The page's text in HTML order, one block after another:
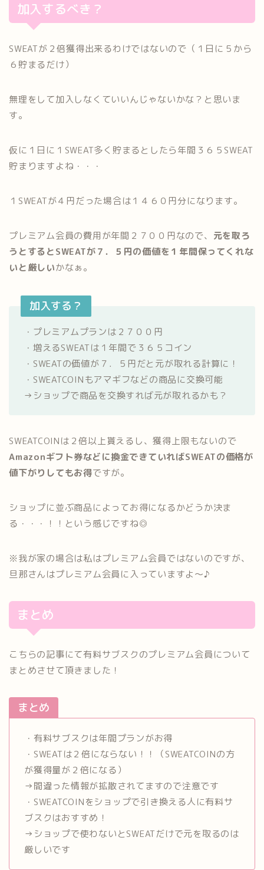
加入するべき？
SWEATが２倍獲得出来るわけではないので（１日に５から
６貯まるだけ）
無理をして加入しなくていいんじゃないかな？と思いま
す。
仮に１日に１SWEAT多く貯まるとしたら年間３６５SWEAT
貯まりますよね・・・
１SWEATが４円だった場合は１４６０円分になります。
プレミアム会員の費用が年間２７００円なので、 元を取ろ
うとするとSWEATが７．５円の価値を１年間保ってくれな
いと厳しいかなぁ。
加入する？
・プレミアムプランは２７００円
・増えるSWEATは１年間で３６５コイン
・SWEATの価値が７．５円だと元が取れる計算に！
・SWEATCOINもアマギフなどの商品に交換可能
→ショップで商品を交換すれば元が取れるかも？
SWEATCOINは２倍以上貰えるし、獲得上限もないので
Amazonギフト券などに換金できていればSWEATの価格が
値下がりしてもお得ですが。
ショップに並ぶ商品によってお得になるかどうか決ま
る・・・！！という感じですね◎
※我が家の場合は私はプレミアム会員ではないのですが、
旦那さんはプレミアム会員に入っていますよ〜♪
まとめ
こちらの記事にて有料サブスクのプレミアム会員について
まとめさせて頂きました！
まとめ
・有料サブスクは年間プランがお得
・SWEATは２倍にならない！！（SWEATCOINの方
が獲得量が２倍になる）
→間違った情報が拡散されてますので注意です
・SWEATCOINをショップで引き換える人に有料サ
ブスクはおすすめ！
→ショップで使わないとSWEATだけで元を取るのは
厳しいです